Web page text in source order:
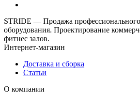
STRIDE — Продажа
оборудования. Проектирование
фитнес залов.
Интернет-магазин
Доставка и сборка
Статьи
О компании